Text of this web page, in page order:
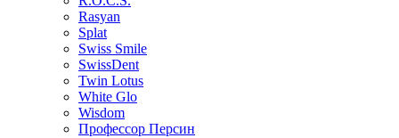
Rasyan
Splat
Swiss Smile
SwissDent
Twin Lotus
White Glo
Wisdom
Профессор Персин